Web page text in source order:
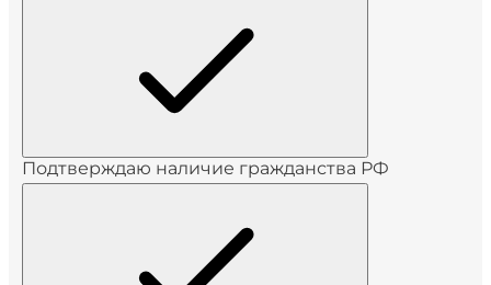
Подтверждаю наличие гражданства РФ